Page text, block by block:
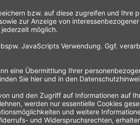
Affiliate-Partnerprogramm
Themenwelten
Handelsvertretungen
Geschäftsbedingungen
Hinweise zur
Elektroaltgeräteentsorgung
Impressum